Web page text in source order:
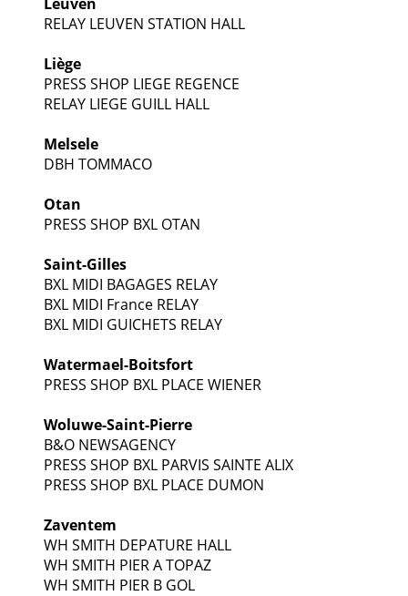
RELAY LEUVEN STATION HALL
Liège
PRESS SHOP LIEGE REGENCE
RELAY LIEGE GUILL HALL
Melsele
DBH TOMMACO
Otan
PRESS SHOP BXL OTAN
Saint-Gilles
BXL MIDI BAGAGES RELAY
BXL MIDI France RELAY
BXL MIDI GUICHETS RELAY
Watermael-Boitsfort
PRESS SHOP BXL PLACE WIENER
Woluwe-Saint-Pierre
B&O NEWSAGENCY
PRESS SHOP BXL PARVIS SAINTE ALIX
PRESS SHOP BXL PLACE DUMON
Zaventem
WH SMITH DEPATURE HALL
WH SMITH PIER A TOPAZ
WH SMITH PIER B GOL